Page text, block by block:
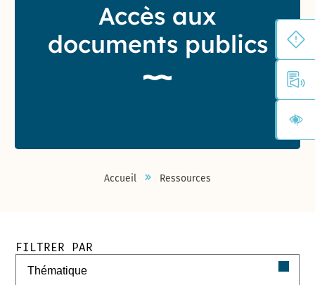
Accès aux
documents publics
Accueil Ressources
Filtres de recherche des documents
FILTRER PAR
Filtrer par thématique